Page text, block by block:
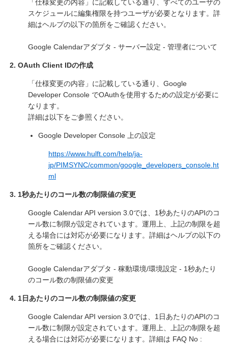
「仕様変更の内容」に記載している通り、すべてのユーザの
スケジュールに編集権限を持つユーザが必要となります。詳
細はヘルプの以下の箇所をご確認ください。
Google Calendarアダプタ - サーバー設定 - 管理者について
OAuth Client IDの作成
「仕様変更の内容」に記載している通り、Google
Developer Console でOAuthを使用するための設定が必要に
なります。
詳細は以下をご参照ください。
Google Developer Console 上の設定
https://www.hulft.com/help/ja-
jp/PIMSYNC/common/google_developers_console.ht
ml
1秒あたりのコール数の制限値の変更
Google Calendar API version 3.0では、1秒あたりのAPIのコ
ール数に制限が設定されています。運用上、上記の制限を超
える場合には対応が必要になります。詳細はヘルプの以下の
箇所をご確認ください。
Google Calendarアダプタ - 稼動環境/環境設定 - 1秒あたり
のコール数の制限値の変更
1日あたりのコール数の制限値の変更
Google Calendar API version 3.0では、1日あたりのAPIのコ
ール数に制限が設定されています。運用上、上記の制限を超
える場合には対応が必要になります。詳細は FAQ No :